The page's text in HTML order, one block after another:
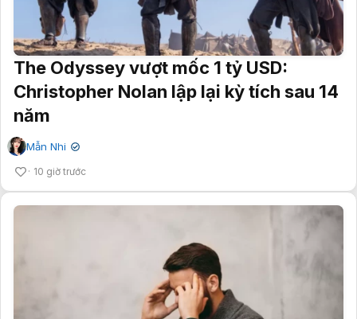
The Odyssey vượt mốc 1 tỷ USD:
Christopher Nolan lập lại kỳ tích sau 14
năm
Mẫn Nhi ✔
10 giờ trước